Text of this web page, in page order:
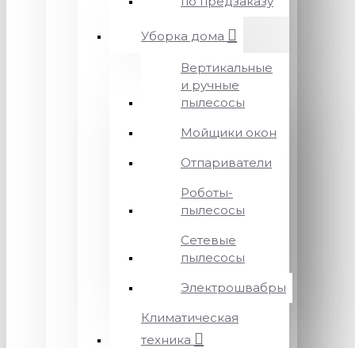
Уборка дома
Вертикальные
и ручные
пылесосы
Мойщики окон
Отпариватели
Роботы-
пылесосы
Сетевые
пылесосы
Электрошвабры
Климатическая
техника